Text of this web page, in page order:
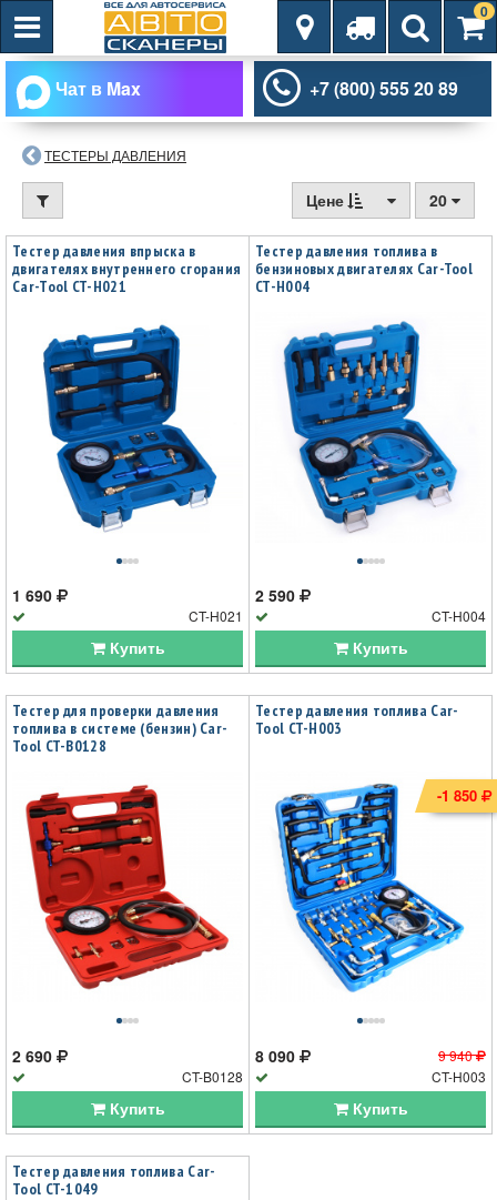
0
Чат в Max +7 (800) 555 20 89
ТЕСТЕРЫ ДАВЛЕНИЯ
Цене 20
Тестер давления впрыска в
двигателях внутреннего сгорания
Car-Tool CT-H021
1 690
CT-H021
Купить
Тестер давления топлива в
бензиновых двигателях Car-Tool
CT-H004
2 590
CT-H004
Купить
Тестер для проверки давления
топлива в системе (бензин) Car-
Tool CT-B0128
2 690
CT-B0128
Купить
Тестер давления топлива Car-
Tool CT-H003
9 940
8 090
CT-H003
Купить
-1 850
Тестер давления топлива Car-
Tool CT-1049